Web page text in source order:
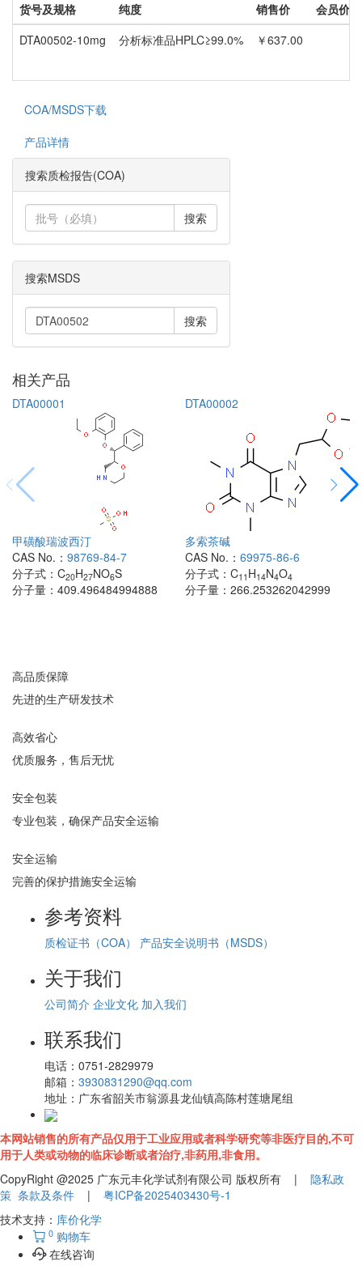
货号及规格 纯度 销售价
会员价
DTA00502-10mg
分析标准品HPLC≥99.0% ￥637.00
COA/MSDS下载
产品详情
搜索质检报告(COA)
搜索
搜索MSDS
搜索
相关产品
DTA00001
甲磺酸瑞波西汀
CAS No.： 98769-84-7
分子式： C20H27NO6S
分子量： 409.496484994888
DTA00002
多索茶碱
CAS No.： 69975-86-6
分子式： C11 H14N4O4
分子量： 266.253262042999
高品质保障
先进的生产研发技术
高效省心
优质服务，售后无忧
安全包装
专业包装，确保产品安全运输
安全运输
完善的保护措施安全运输
参考资料
质检证书（COA） 产品安全说明书（MSDS）
关于我们
公司简介 企业文化 加入我们
联系我们
电话： 0751-2829979
邮箱： 3930831290@qq.com
地址： 广东省韶关市翁源县龙仙镇高陈村莲塘尾组
本网站销售的所有产品仅用于工业应用或者科学研究等非医疗目的,不可
用于人类或动物的临床诊断或者治疗,非药用,非食用。
CopyRight @2025 广东元丰化学试剂有限公司 版权所有 | 隐私政
策 条款及条件 | 粤ICP备2025403430号-1
技术支持： 库价化学
0 购物车
在线咨询